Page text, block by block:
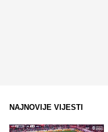
NAJNOVIJE VIJESTI